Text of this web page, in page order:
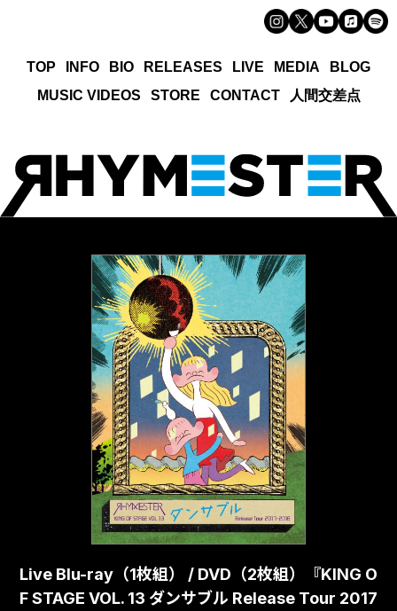
TOP INFO BIO RELEASES LIVE MEDIA
BLOG
MUSIC VIDEOS
STORE CONTACT 人間交差点
Live Blu-ray（1枚組） / DVD（2枚組）『KING O
F STAGE VOL. 13 ダンサブル Release Tour 2017